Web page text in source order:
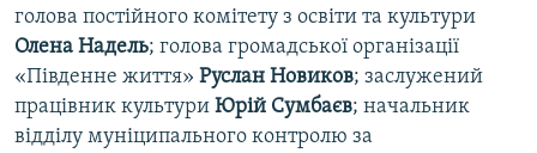
голова постійного комітету з освіти та культури
Олена Надель; голова громадської організації
«Південне життя» Руслан Новиков; заслужений
працівник культури Юрій Сумбаєв; начальник
відділу муніципального контролю за